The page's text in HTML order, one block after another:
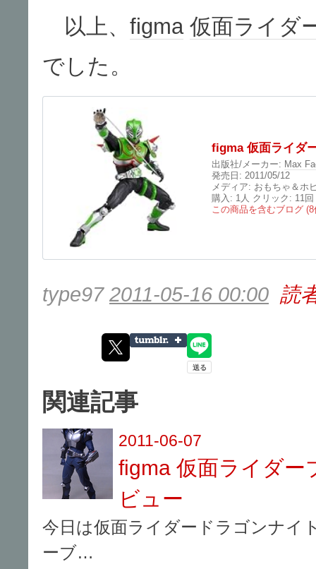
以上、 figma 仮面ライダ
でした。
figma 仮面ライダ
出版社/メーカー: Max
発売日: 2011/05/12
メディア: おもちゃ＆ホ
購入 : 1人 クリック : 11回
この商品を含むブログ
type97 2011-05-16 00:00 読
関連記事
2011-06-07
figma 仮面ライダー
ビュー
今日は仮面ライダードラゴンナイ
ーブ…